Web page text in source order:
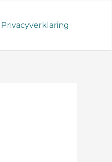
Privacyverklaring